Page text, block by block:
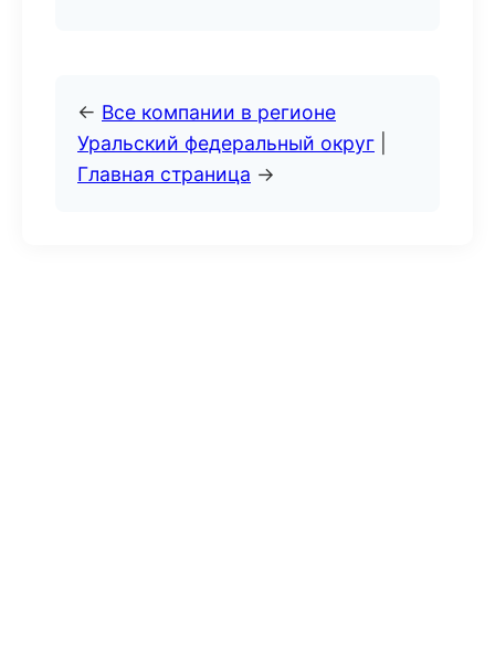
← Все компании в регионе
Уральский федеральный округ
Главная страница →